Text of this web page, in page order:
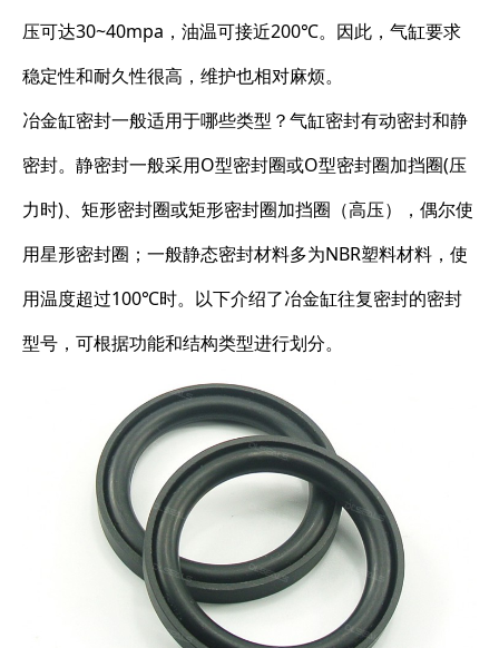
压可达30~40mpa，油温可接近200℃。因此，气缸要求
稳定性和耐久性很高，维护也相对麻烦。
冶金缸密封一般适用于哪些类型？气缸密封有动密封和静
密封。静密封一般采用O型密封圈或O型密封圈加挡圈(压
力时)、矩形密封圈或矩形密封圈加挡圈（高压），偶尔使
用星形密封圈；一般静态密封材料多为NBR塑料材料，使
用温度超过100℃时。以下介绍了冶金缸往复密封的密封
型号，可根据功能和结构类型进行划分。